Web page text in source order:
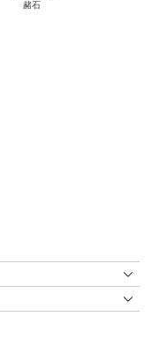
赭石